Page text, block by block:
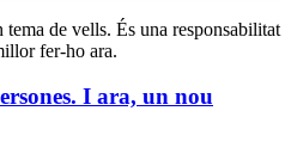
de vells. És una responsabilitat
fer-ho ara.
I ara, un nou